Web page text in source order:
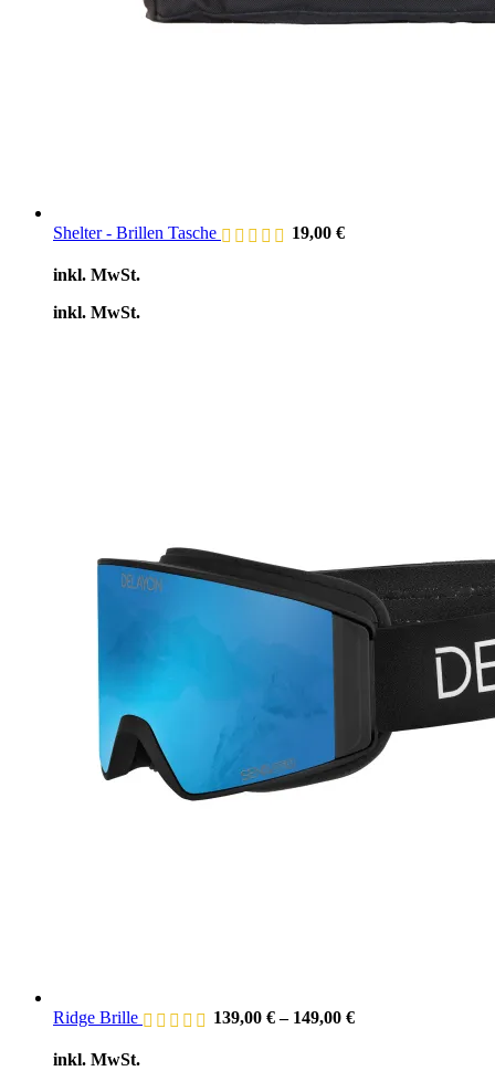
Shelter - Brillen Tasche 19,00 €
inkl. MwSt.
inkl. MwSt.
Ridge Brille 139,00 €– 149,00 €
inkl. MwSt.